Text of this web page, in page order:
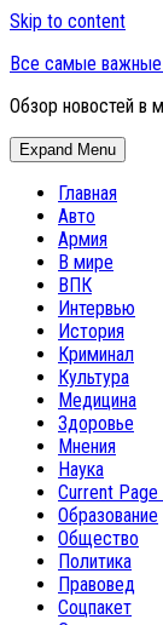
Skip to content
Все самые важные
Обзор новостей в
Expand Menu
Главная
Авто
Армия
В мире
ВПК
Интервью
История
Криминал
Культура
Медицина
Здоровье
Мнения
Наука
Current
Образование
Общество
Политика
Правовед
Соцпакет